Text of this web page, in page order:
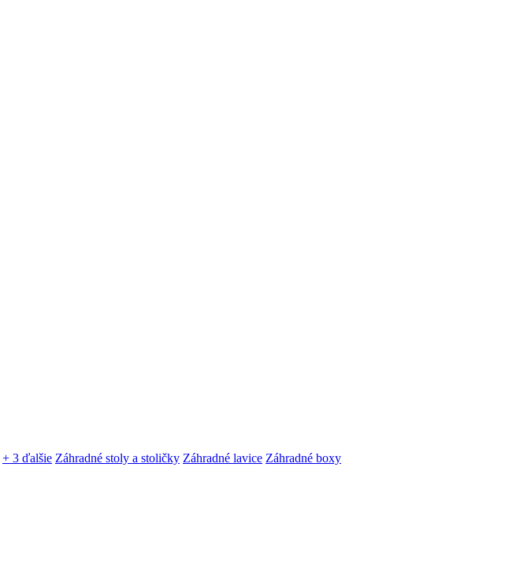
+ 3 ďalšie Záhradné stoly a stoličky Záhradné lavice Záhradné boxy